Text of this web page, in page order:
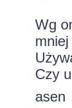
Wg
Czy
asen